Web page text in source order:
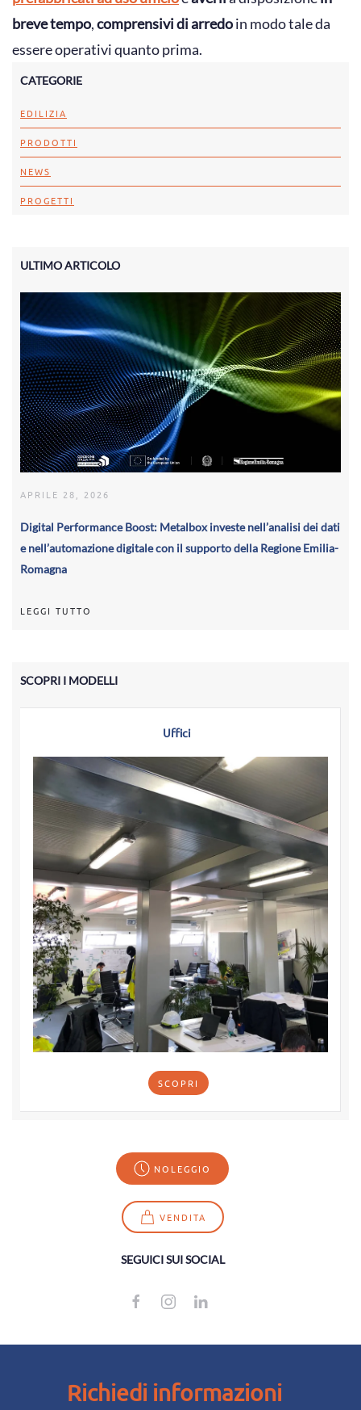
CATEGORIE
EDILIZIA
PRODOTTI
NEWS
PROGETTI
ULTIMO ARTICOLO
APRILE 28, 2026
Digital Performance Boost: Metalbox investe nell’analisi dei dati
e nell’automazione digitale con il supporto della Regione Emilia-
Romagna
LEGGI TUTTO
SCOPRI I MODELLI
Uffici
SCOPRI
NOLEGGIO
VENDITA
SEGUICI SUI SOCIAL
breve tempo,comprensivi di arredoin modo tale da
essere operativi quanto prima.
Richiedi informazioni